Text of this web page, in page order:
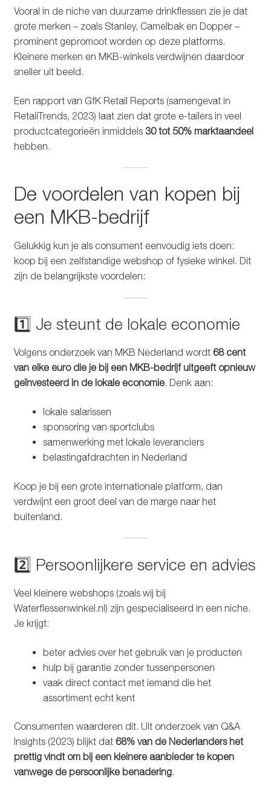
Vooral in de niche van duurzame drinkflessen zie je dat
grote merken – zoals Stanley, Camelbak en Dopper –
prominent gepromoot worden op deze platforms.
Kleinere merken en MKB-winkels verdwijnen daardoor
sneller uit beeld.
Een rapport van GfK Retail Reports (samengevat in
RetailTrends, 2023) laat zien dat grote e-tailers in veel
productcategorieën inmiddels 30 tot 50% marktaandeel
hebben.
De voordelen van kopen bij
een MKB-bedrijf
Gelukkig kun je als consument eenvoudig iets doen:
koop bij een zelfstandige webshop of fysieke winkel. Dit
zijn de belangrijkste voordelen:
1️⃣ Je steunt de lokale economie
Volgens onderzoek van MKB Nederland wordt 68 cent
van elke euro die je bij een MKB-bedrijf uitgeeft opnieuw
geïnvesteerd in de lokale economie. Denk aan:
lokale salarissen
sponsoring van sportclubs
samenwerking met lokale leveranciers
belastingafdrachten in Nederland
Koop je bij een grote internationale platform, dan
verdwijnt een groot deel van de marge naar het
buitenland.
2️⃣ Persoonlijkere service en advies
Veel kleinere webshops (zoals wij bij
Waterflessenwinkel.nl) zijn gespecialiseerd in een niche.
Je krijgt:
beter advies over het gebruik van je producten
hulp bij garantie zonder tussenpersonen
vaak direct contact met iemand die het
assortiment echt kent
Consumenten waarderen dit. Uit onderzoek van Q&A
Insights (2023) blijkt dat 68% van de Nederlanders het
prettig vindt om bij een kleinere aanbieder te kopen
vanwege de persoonlijke benadering.